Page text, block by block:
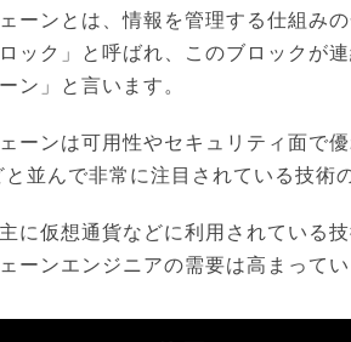
ーンとは、情報を管理する仕組み
ック」と呼ばれ、このブロックが
ン」と言います。
ーンは可用性やセキュリティ面で
と並んで非常に注目されている技術
に仮想通貨などに利用されている
ーンエンジニアの需要は高まって